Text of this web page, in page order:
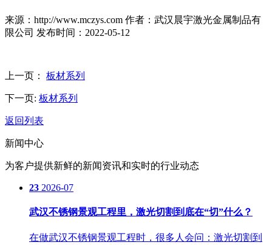
来源：http://www.mczys.com 作者：武汉晨宇激光金属制品有
限公司 发布时间：2022-05-12
上一页： 板材系列
下一页: 板材系列
返回列表
新闻中心
为客户提供新鲜的新闻资讯和实时的行业动态
23 2026-07
武汉不锈钢景观工程里，激光切割到底在“切”什么？
在做武汉不锈钢景观工程时，很多人会问：激光切割到